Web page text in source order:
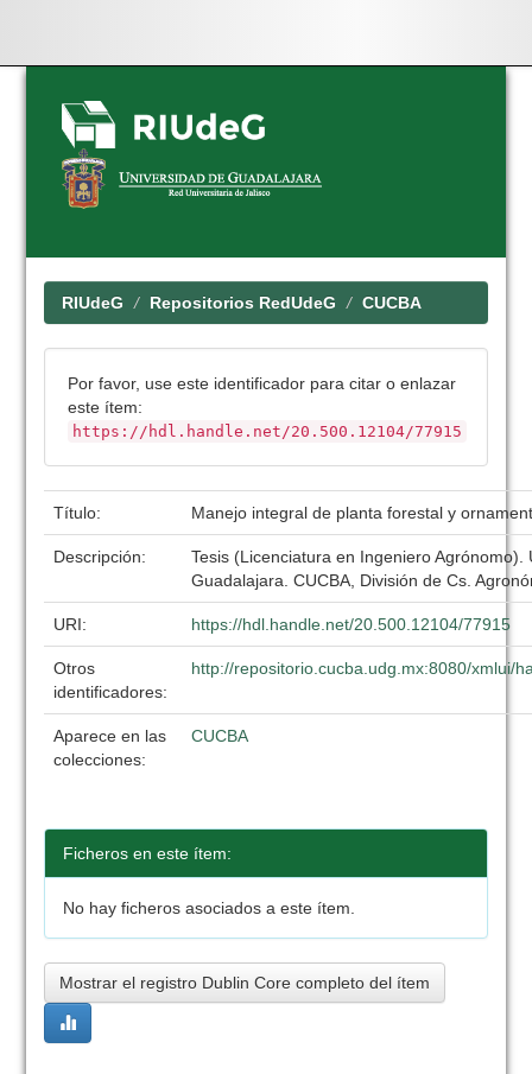
Skip
navigation
RIUdeG Repositorios RedUdeG CUCBA
Por favor, use este identificador para citar o enlazar
este ítem:
https://hdl.handle.net/20.500.12104/77915
Título: Manejo integral de planta forestal y
Descripción:
Tesis (Licenciatura en Ingeniero Agrónomo).
Guadalajara. CUCBA, División de Cs.
URI: https://hdl.handle.net/20.500.12104/77915
Otros
identificadores:
http://repositorio.cucba.udg.mx:8080/xmlui/
Aparece en las
colecciones:
CUCBA
Ficheros en este ítem:
No hay ficheros asociados a este ítem.
Mostrar el registro Dublin Core completo del ítem